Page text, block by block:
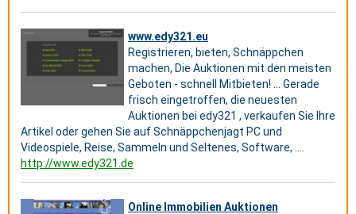
www.edy321.eu
Registrieren, bieten, Schnäppchen
machen, Die Auktionen mit den meisten
Geboten - schnell Mitbieten! ... Gerade
frisch eingetroffen, die neuesten
Auktionen bei edy321 , verkaufen Sie Ihre
Artikel oder gehen Sie auf Schnäppchenjagt PC und
Videospiele, Reise, Sammeln und Seltenes, Software, ....
http://www.edy321.de
Online Immobilien Auktionen